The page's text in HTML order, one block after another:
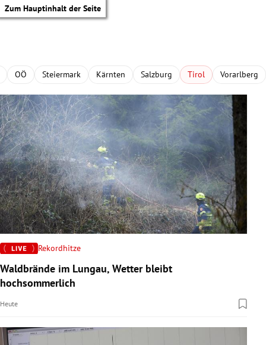
Zum Hauptinhalt der Seite
Untermenü
Untermenü
Untermenü
Untermenü
OÖ Steiermark Kärnten Salzburg Tirol Vorarlberg
Rekordhitze
Waldbrände im Lungau, Wetter bleibt
hochsommerlich
Heute